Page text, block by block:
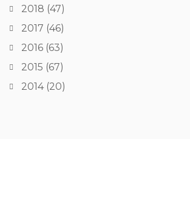
2018 (47)
2017 (46)
2016 (63)
2015 (67)
2014(20)